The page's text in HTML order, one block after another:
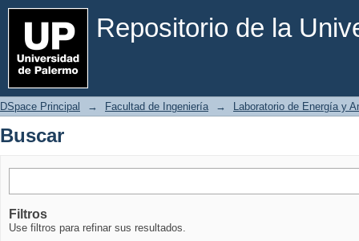
Repositorio de la
Buscar
DSpace Principal → Facultad de Ingeniería → Laboratorio de Energía y
Buscar
Filtros
Use filtros para refinar sus resultados.